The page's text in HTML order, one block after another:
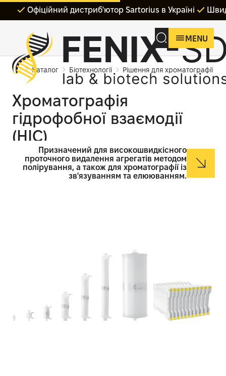
Офіційний дистриб'ютор Sartorius в Україні
MENU
Каталог Біотехнології Рішення для хроматографії
Хроматографія
гідрофобної взаємодії
(HIC)
Призначений для високошвидкісного
проточного видалення агрегатів методом
полірування, а також для хроматографії із
зв'язуванням та елююванням.